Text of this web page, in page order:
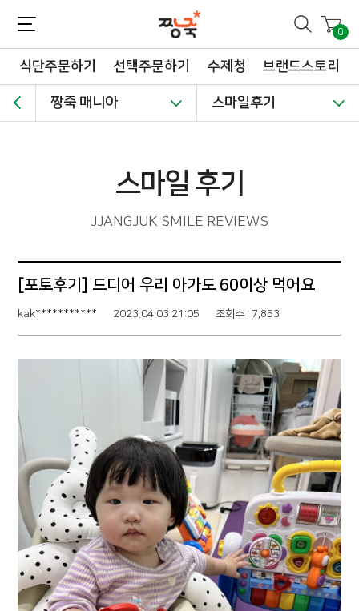
0
식단주문하기 선택주문하기 수제청 브랜드스토리
짱죽 매니아 스마일후기
스마일 후기
JJANGJUK SMILE REVIEWS
[포토후기] 드디어 우리 아가도 60이상 먹어요
kak*********** 2023.04.03 21:05 조회수 : 7,853